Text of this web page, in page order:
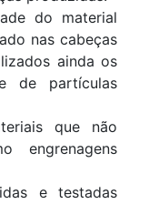
do material
nas cabeças
ainda os
de partículas
que não
engrenagens
e testadas